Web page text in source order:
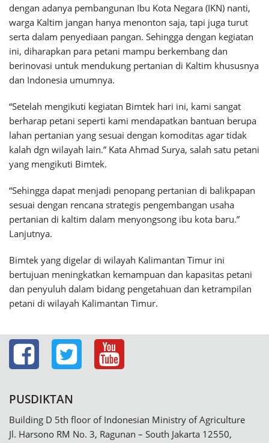
dengan adanya pembangunan Ibu Kota Negara (IKN) nanti,
warga Kaltim jangan hanya menonton saja, tapi juga turut
serta dalam penyediaan pangan. Sehingga dengan kegiatan
ini, diharapkan para petani mampu berkembang dan
berinovasi untuk mendukung pertanian di Kaltim khususnya
dan Indonesia umumnya.
“Setelah mengikuti kegiatan Bimtek hari ini, kami sangat
berharap petani seperti kami mendapatkan bantuan berupa
lahan pertanian yang sesuai dengan komoditas agar tidak
kalah dgn wilayah lain.” Kata Ahmad Surya, salah satu petani
yang mengikuti Bimtek.
“Sehingga dapat menjadi penopang pertanian di balikpapan
sesuai dengan rencana strategis pengembangan usaha
pertanian di kaltim dalam menyongsong ibu kota baru.”
Lanjutnya.
Bimtek yang digelar di wilayah Kalimantan Timur ini
bertujuan meningkatkan kemampuan dan kapasitas petani
dan penyuluh dalam bidang pengetahuan dan ketrampilan
petani di wilayah Kalimantan Timur.
PUSDIKTAN
Building D 5th floor of Indonesian Ministry of Agriculture
Jl. Harsono RM No. 3, Ragunan – South Jakarta 12550,